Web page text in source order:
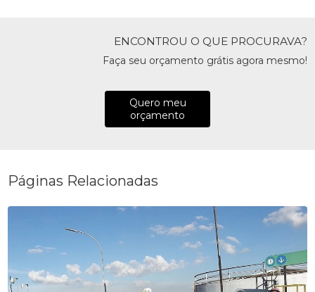
ENCONTROU O QUE PROCURAVA?
Faça seu orçamento grátis agora mesmo!
Quero meu
orçamento
Páginas Relacionadas